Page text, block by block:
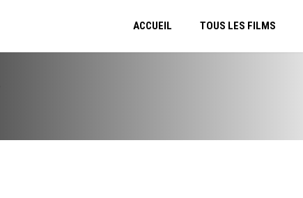
ACCUEIL TOUS LES FILMS